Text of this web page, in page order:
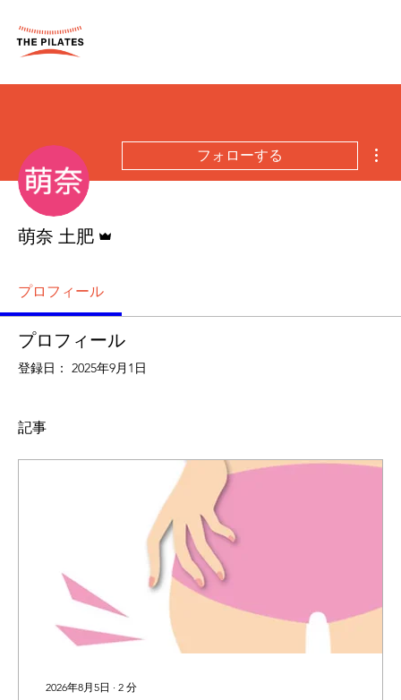
フォローする
萌奈 土肥
プロフィール
プロフィール
登録日： 2025年9月1日
記事
2026年8月5日 ∙ 2 分